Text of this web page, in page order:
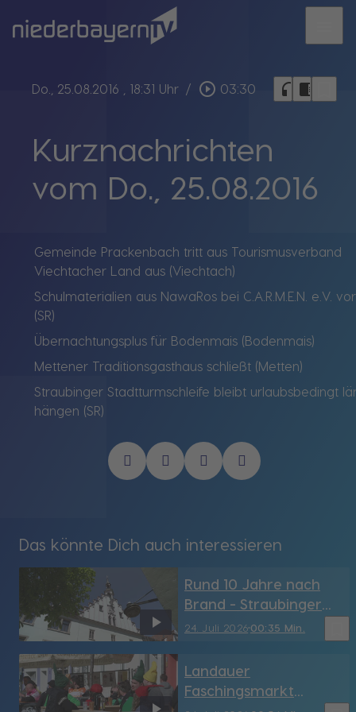
Do., 25.08.2016 , 18:31 Uhr / play_circle_outline 03:30 headphones chrome_reader_mode
Kurznachrichten
vom Do., 25.08.2016
Gemeinde Prackenbach tritt aus Tourismusverband
Viechtacher Land aus (Viechtach)
Schulmaterialien aus NawaRos bei C.A.R.M.E.N. e.V.
(SR)
Übernachtungsplus für Bodenmais (Bodenmais)
Mettener Traditionsgasthaus schließt (Metten)
Straubinger Stadtturmschleife bleibt urlaubsbedingt
hängen (SR)
Das könnte Dich auch interessieren
24. Juli 202600:35 Min.
Rund 10 Jahre nach
Brand - Straubinger
Rathaus hat sein
Türmchen wieder (SR)
Landauer
Faschingsmarkt